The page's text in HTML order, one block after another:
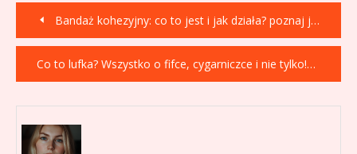
Nawigacja
wpisu
Bandaż kohezyjny: co to jest i jak działa? poznaj jego zastosowanie
Co to lufka? Wszystko o fifce, cygarniczce i nie tylko!